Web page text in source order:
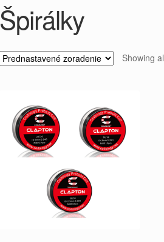
Špirálky
Showing